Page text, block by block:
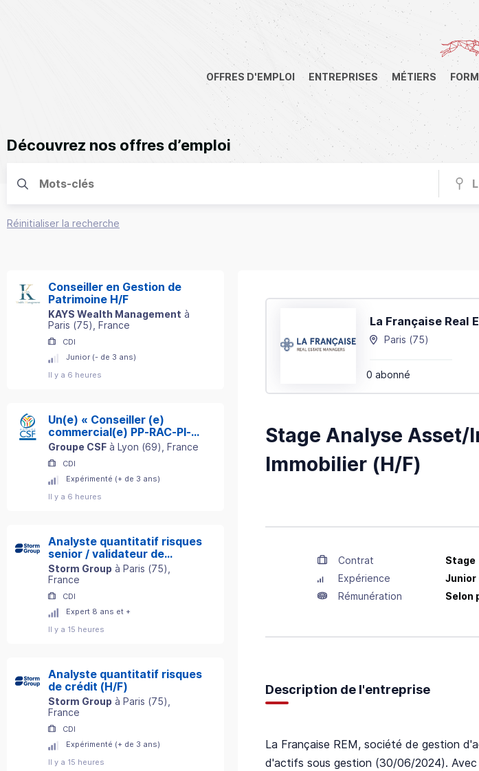
OFFRES D'EMPLOI ENTREPRISES MÉTIERS
Découvrez nos offres d’emploi
Réinitialiser la recherche
Conseiller en Gestion de
Patrimoine H/F
KAYS Wealth Management à
Paris (75) , France
CDI
Junior (- de 3 ans)
Il y a 6 heures
Un(e) « Conseiller (e)
commercial(e) PP-RAC-PI-
ADE »
Groupe CSF à Lyon (69) , France
CDI
Expérimenté (+ de 3 ans)
Il y a 6 heures
Analyste quantitatif risques
senior / validateur de
modèles (H/F)
Storm Group à Paris (75)
France
CDI
Expert 8 ans et +
Il y a 15 heures
Analyste quantitatif risques
de crédit (H/F)
Storm Group à Paris (75)
France
CDI
Expérimenté (+ de 3 ans)
Il y a 15 heures
La Française Real
Paris (75)
0 abonné
Stage Analyse
Immobilier (H/F)
Contrat Stage
Expérience
Junior
Rémunération
Selon
Description de l'entreprise
La Française REM, société de gestion
d'actifs sous gestion (30/06/2024). Avec